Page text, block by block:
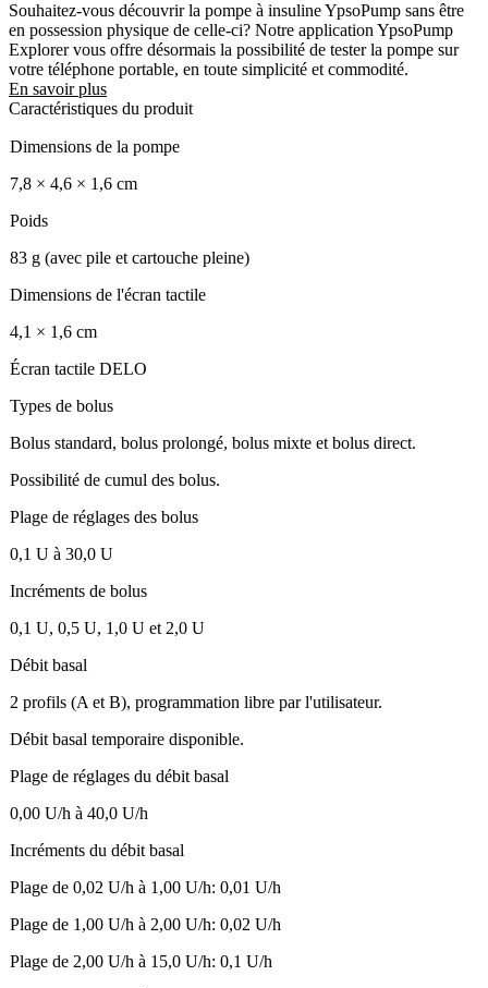
Souhaitez-vous découvrir la pompe à insuline YpsoPump sans être
en possession physique de celle-ci? Notre application YpsoPump
Explorer vous offre désormais la possibilité de tester la pompe sur
votre téléphone portable, en toute simplicité et commodité.
En savoir plus
Caractéristiques du produit
Dimensions de la pompe
7,8 × 4,6 × 1,6 cm
Poids
83 g (avec pile et cartouche pleine)
Dimensions de l'écran tactile
4,1 × 1,6 cm
Écran tactile DELO
Types de bolus
Bolus standard, bolus prolongé, bolus mixte et bolus direct.
Possibilité de cumul des bolus.
Plage de réglages des bolus
0,1 U à 30,0 U
Incréments de bolus
0,1 U, 0,5 U, 1,0 U et 2,0 U
Débit basal
2 profils (A et B), programmation libre par l'utilisateur.
Débit basal temporaire disponible.
Plage de réglages du débit basal
0,00 U/h à 40,0 U/h
Incréments du débit basal
Plage de 0,02 U/h à 1,00 U/h: 0,01 U/h
Plage de 1,00 U/h à 2,00 U/h: 0,02 U/h
Plage de 2,00 U/h à 15,0 U/h: 0,1 U/h